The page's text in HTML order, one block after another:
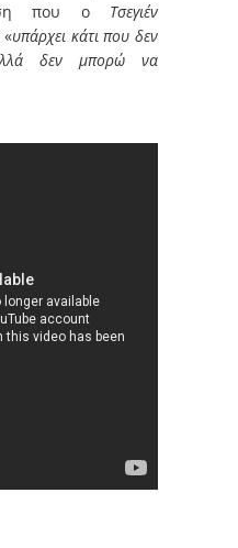
που ο Τσεγιέν
υπάρχει κάτι που δεν
δεν μπορώ να